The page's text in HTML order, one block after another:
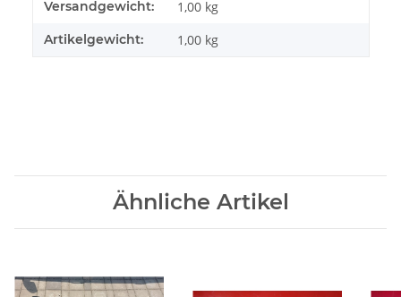
Produkteigenschaft
Wert
Versandgewicht: 1,00 kg
Artikelgewicht: 1,00 kg
Ähnliche Artikel